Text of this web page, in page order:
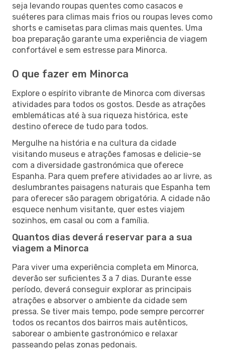
seja levando roupas quentes como casacos e
suéteres para climas mais frios ou roupas leves como
shorts e camisetas para climas mais quentes. Uma
boa preparação garante uma experiência de viagem
confortável e sem estresse para Minorca.
O que fazer em Minorca
Explore o espírito vibrante de Minorca com diversas
atividades para todos os gostos. Desde as atrações
emblemáticas até à sua riqueza histórica, este
destino oferece de tudo para todos.
Mergulhe na história e na cultura da cidade
visitando museus e atrações famosas e delicie-se
com a diversidade gastronómica que oferece
Espanha. Para quem prefere atividades ao ar livre, as
deslumbrantes paisagens naturais que Espanha tem
para oferecer são paragem obrigatória. A cidade não
esquece nenhum visitante, quer estes viajem
sozinhos, em casal ou com a família.
Quantos dias deverá reservar para a sua
viagem a Minorca
Para viver uma experiência completa em Minorca,
deverão ser suficientes 3 a 7 dias. Durante esse
período, deverá conseguir explorar as principais
atrações e absorver o ambiente da cidade sem
pressa. Se tiver mais tempo, pode sempre percorrer
todos os recantos dos bairros mais autênticos,
saborear o ambiente gastronómico e relaxar
passeando pelas zonas pedonais.